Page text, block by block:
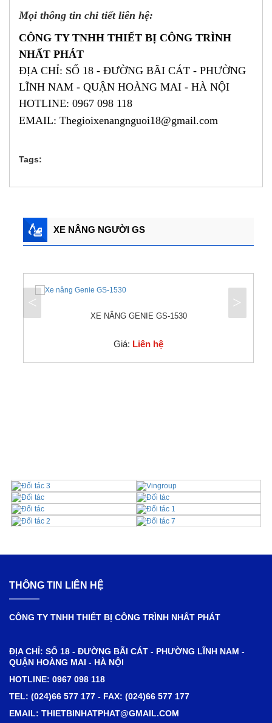
Mọi thông tin chi tiết liên hệ:
CÔNG TY TNHH THIẾT BỊ CÔNG TRÌNH
NHẤT PHÁT
ĐỊA CHỈ: SỐ 18 - ĐƯỜNG BÃI CÁT - PHƯỜNG
LĨNH NAM - QUẬN HOÀNG MAI - HÀ NỘI
HOTLINE: 0967 098 118
EMAIL: Thegioixenangnguoi18@gmail.com
Tags:
XE NÂNG NGƯỜI GS
XE NÂNG GENIE GS-1530
Giá: Liên hệ
< >
THÔNG TIN LIÊN HỆ
CÔNG TY TNHH THIẾT BỊ CÔNG TRÌNH NHẤT PHÁT
ĐỊA CHỈ: SỐ 18 - ĐƯỜNG BÃI CÁT - PHƯỜNG LĨNH NAM -
QUẬN HOÀNG MAI - HÀ NỘI
HOTLINE: 0967 098 118
TEL: (024)66 577 177 - FAX: (024)66 577 177
EMAIL: THIETBINHATPHAT@GMAIL.COM